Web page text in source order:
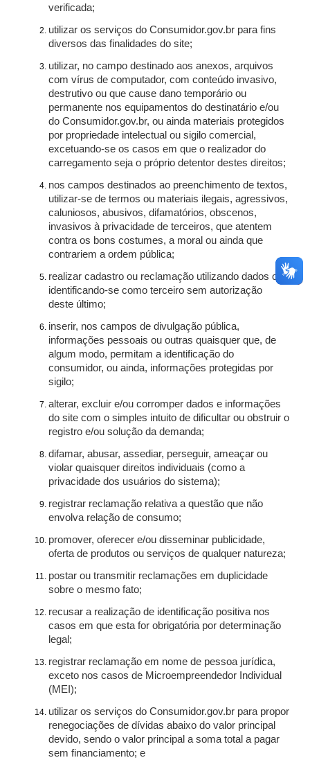
verificada;
utilizar os serviços do Consumidor.gov.br para fins
diversos das finalidades do site;
utilizar, no campo destinado aos anexos, arquivos
com vírus de computador, com conteúdo invasivo,
destrutivo ou que cause dano temporário ou
permanente nos equipamentos do destinatário e/ou
do Consumidor.gov.br, ou ainda materiais protegidos
por propriedade intelectual ou sigilo comercial,
excetuando-se os casos em que o realizador do
carregamento seja o próprio detentor destes direitos;
nos campos destinados ao preenchimento de textos,
utilizar-se de termos ou materiais ilegais, agressivos,
caluniosos, abusivos, difamatórios, obscenos,
invasivos à privacidade de terceiros, que atentem
contra os bons costumes, a moral ou ainda que
contrariem a ordem pública;
realizar cadastro ou reclamação utilizando dados ou
identificando-se como terceiro sem autorização
deste último;
inserir, nos campos de divulgação pública,
informações pessoais ou outras quaisquer que, de
algum modo, permitam a identificação do
consumidor, ou ainda, informações protegidas por
sigilo;
alterar, excluir e/ou corromper dados e informações
do site com o simples intuito de dificultar ou obstruir o
registro e/ou solução da demanda;
difamar, abusar, assediar, perseguir, ameaçar ou
violar quaisquer direitos individuais (como a
privacidade dos usuários do sistema);
registrar reclamação relativa a questão que não
envolva relação de consumo;
promover, oferecer e/ou disseminar publicidade,
oferta de produtos ou serviços de qualquer natureza;
postar ou transmitir reclamações em duplicidade
sobre o mesmo fato;
recusar a realização de identificação positiva nos
casos em que esta for obrigatória por determinação
legal;
registrar reclamação em nome de pessoa jurídica,
exceto nos casos de Microempreendedor Individual
(MEI);
utilizar os serviços do Consumidor.gov.br para propor
renegociações de dívidas abaixo do valor principal
devido, sendo o valor principal a soma total a pagar
sem financiamento; e